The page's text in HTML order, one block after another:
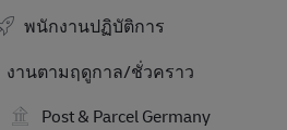
พนักงานปฏิบัติการ
งานตามฤดูกาล/ชั่วคราว
Post & Parcel Germany